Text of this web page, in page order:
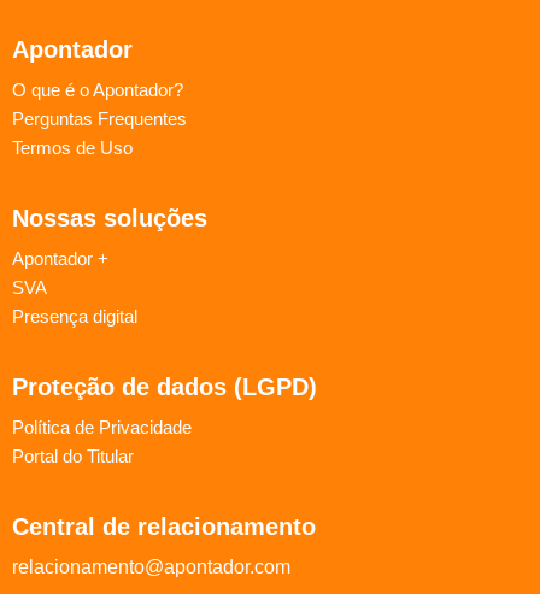
Apontador
O que é o Apontador?
Perguntas Frequentes
Termos de Uso
Nossas soluções
Apontador +
SVA
Presença digital
Proteção de dados (LGPD)
Política de Privacidade
Portal do Titular
Central de relacionamento
relacionamento@apontador.com